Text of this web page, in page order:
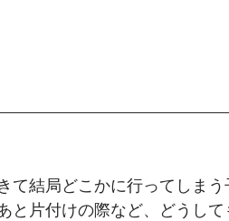
て結局どこかに行ってしま
と片付けの際など、どうし